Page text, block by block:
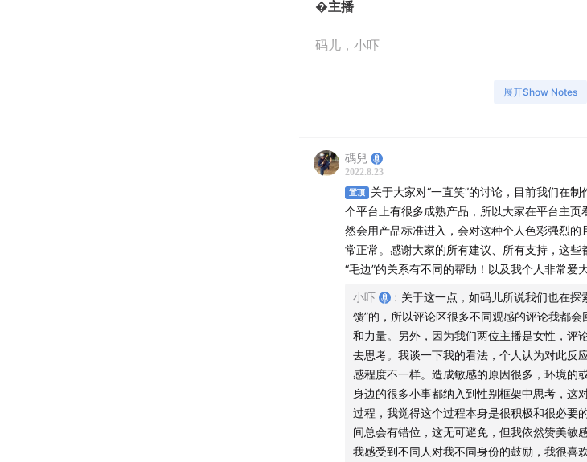
�主播
码儿，小吓
艺术院校的酒桌：“前辈”寻找新猎物的场合
《狗十三》与“父辈”的酒桌：一代人的窒息
从酒桌到剧组的“服从性测试”，“非必要不
酒桌训话升级版：家族纪录片放映与浮夸
韩国人的酒桌：更丝滑、更浓烈、更垂直
谢师宴：到底是谁在施行“酒桌文化”？
表现主义酒桌才艺：比劈叉更劈叉的故事
荒诞派经典游戏：酒桌终究是“爸爸”们的
展开Show Notes
碼兒
2022.8.23
置顶
关于大家对“一直笑”的讨论，目前我们在
个平台上有很多成熟产品，所以大家在平台主页
然会用产品标准进入，会对这种个人色彩强烈的
常正常。感谢大家的所有建议、所有支持，这
“毛边”的关系有不同的帮助！以及我个人非常爱
小吓 : 关于这一点，如码儿所说我们也在探
馈”的，所以评论区很多不同观感的评论我都
和力量。另外，因为我们两位主播是女性，评
去思考。我谈一下我的看法，个人认为对此反
感程度不一样。造成敏感的原因很多，环境的
身边的很多小事都纳入到性别框架中思考，这
过程，我觉得这个过程本身是很积极和很必要
间总会有错位，这无可避免，但我依然赞美敏
我感受到不同人对我不同身份的鼓励，我很喜